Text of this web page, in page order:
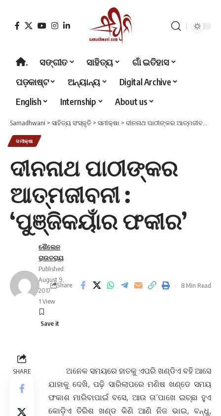
. ସଙ୍ଗୀତ ସାହିତ୍ୟ
ଗାଁ ଇତିହାସ
ପଡ଼କାଷ୍ଟ
ଅନ୍ୟାନ୍ୟ
Digital Archive
English
Internship About us
Samadhwani > ସାହିତ୍ୟ ସଂସ୍କୃତି > ସମୀକ୍ଷା > ଦୀନନାଥ ପାଠୀଙ୍କର ଆତ୍ମଜୀବନୀ : ‘ପୁଞ୍ଜିକୟାଁର ଫକୀର’
ସମୀକ୍ଷା
ଦୀନନାଥ ପାଠୀଙ୍କର
ଆତ୍ମଜୀବନୀ :
‘ପୁଞ୍ଜିକୟାଁର ଫକୀର’
ଶୈଲେନ
ରାଉତରାୟ
Published:
August 9,
2017
1 View
Share 8 Min Read
SHARE
ଅନେକ ସମୟରେ ହାତକୁ ଏପରି ଖଣ୍ଡିଏ ବହି ଆସେ
ଯାହାକୁ ଦେଖି, ପଢ଼ି ସାରିଲାପରେ ମଣିଷ ଖଣ୍ଡେ ସମୟ
ଫକାଶ ମାରିବାପାଇଁ ବସେ, ଆଉ ତା’ପାଖେ ଇଚ୍ଛା ହୁଏ
କୋଡ଼ିଏ ତିରିଶ ଖଣ୍ଡ କିଣି ଆଣି ନିଜ ଭାଇ, ବନ୍ଧୁ,